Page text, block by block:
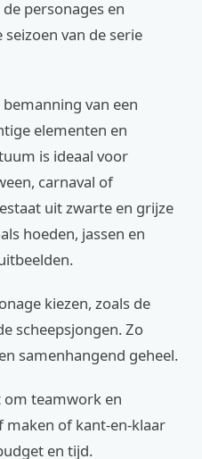
personages en
van de serie
van een
elementen en
is ideaal voor
carnaval of
uit zwarte en grijze
hoeden, jassen en
kiezen, zoals de
scheepsjongen. Zo
samenhangend geheel.
teamwork en
maken of kant-en-klaar
en tijd.